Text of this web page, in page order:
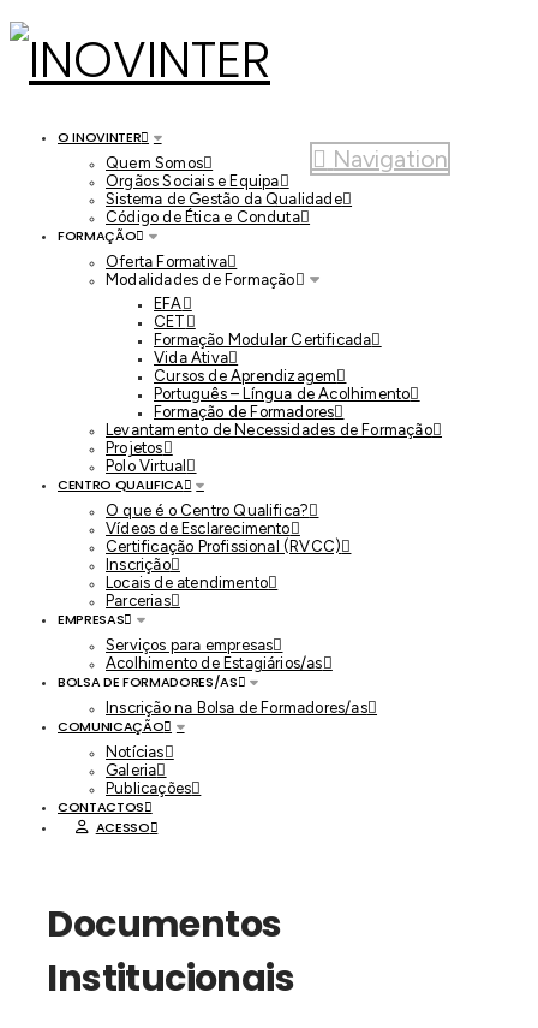
Navigation
O INOVINTER
Quem Somos
Orgãos Sociais e Equipa
Sistema de Gestão da Qualidade
Código de Ética e Conduta
FORMAÇÃO
Oferta Formativa
Modalidades de Formação
EFA
CET
Formação Modular Certificada
Vida Ativa
Cursos de Aprendizagem
Português – Língua de Acolhimento
Formação de Formadores
Levantamento de Necessidades de Formação
Projetos
Polo Virtual
CENTRO QUALIFICA
O que é o Centro Qualifica?
Vídeos de Esclarecimento
Certificação Profissional (RVCC)
Inscrição
Locais de atendimento
Parcerias
EMPRESAS
Serviços para empresas
Acolhimento de Estagiários/as
BOLSA DE FORMADORES/AS
Inscrição na Bolsa de Formadores/as
COMUNICAÇÃO
Notícias
Galeria
Publicações
CONTACTOS
ACESSO
Documentos
Institucionais